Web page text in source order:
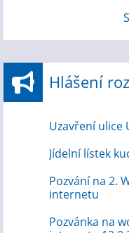
Hlášení
Uzavření ulice
Jídelní lístek
Pozvání na 2.
internetu
Pozvánka na